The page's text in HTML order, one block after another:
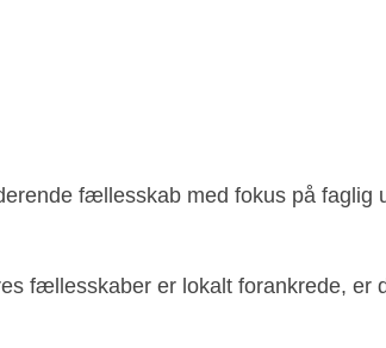
fællesskab med fokus på faglig
fællesskaber er lokalt forankrede,